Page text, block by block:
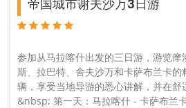
帝国城市谢夫沙万3日游
参加从马拉喀什出发的三日游，游览
斯、拉巴特、舍夫沙万和卡萨布兰卡
辆，享受当地导游的悉心讲解，并在舒
&nbsp; 第一天：马拉喀什 - 卡萨布兰